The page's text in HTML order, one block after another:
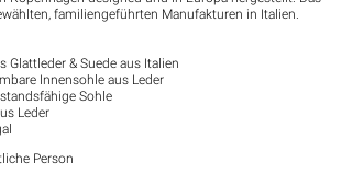
familiengeführten Manufakturen in Italien.
Glattleder & Suede aus Italien
Innensohle aus Leder
Sohle
Leder
Person